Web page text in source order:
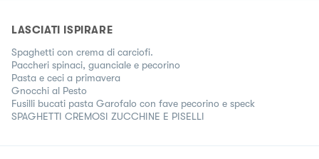
LASCIATI ISPIRARE
Spaghetti con crema di carciofi.
Paccheri spinaci, guanciale e pecorino
Pasta e ceci a primavera
Gnocchi al Pesto
Fusilli bucati pasta Garofalo con fave pecorino e speck
SPAGHETTI CREMOSI ZUCCHINE E PISELLI